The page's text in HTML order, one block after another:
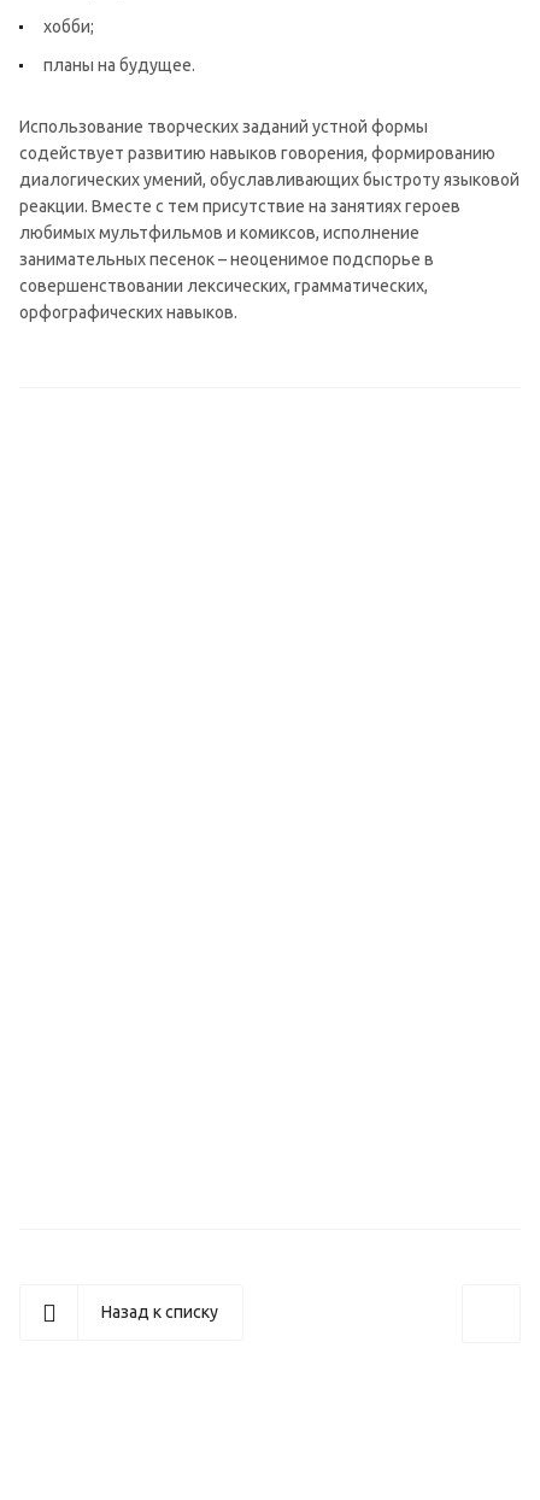
хобби;
планы на будущее.
Использование творческих заданий устной формы
содействует развитию навыков говорения, формированию
диалогических умений, обуславливающих быстроту языковой
реакции. Вместе с тем присутствие на занятиях героев
любимых мультфильмов и комиксов, исполнение
занимательных песенок – неоценимое подспорье в
совершенствовании лексических, грамматических,
орфографических навыков.
Назад к списку